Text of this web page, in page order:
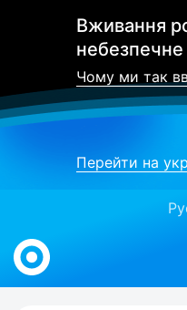
Вживання
небезпечне
Чому ми так
Перейти на
Work.ua